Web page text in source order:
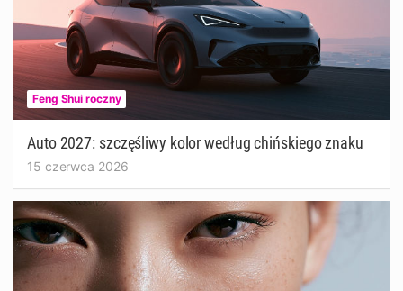
Feng Shui roczny
Auto 2027: szczęśliwy kolor według chińskiego znaku
15 czerwca 2026